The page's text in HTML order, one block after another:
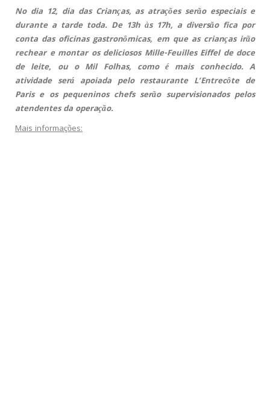
No dia 12, dia das Crianças, as atrações serão especiais e
durante a tarde toda. De 13h às 17h, a diversão fica por
conta das oficinas gastronômicas, em que as crianças irão
rechear e montar os deliciosos Mille-Feuilles Eiffel de doce
de leite, ou o Mil Folhas, como é mais conhecido. A
atividade será apoiada pelo restaurante L’Entrecôte de
Paris e os pequeninos chefs serão supervisionados pelos
atendentes da operação.
Mais informações: